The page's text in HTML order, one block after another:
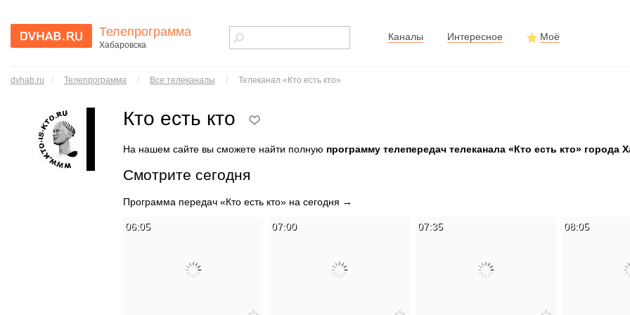
Хабаровска
Телепрограмма
Хабаровска
Каналы Интересное Моё
dvhab.ru / Телепрограмма / Все телеканалы / Телеканал «Кто есть кто»
Кто есть кто
На нашем сайте вы сможете найти полную программу телепередач телеканала «Кто есть кто» города
Смотрите сегодня
Программа передач «Кто есть кто» на сегодня →
06:05 07:00 07:35 08:05